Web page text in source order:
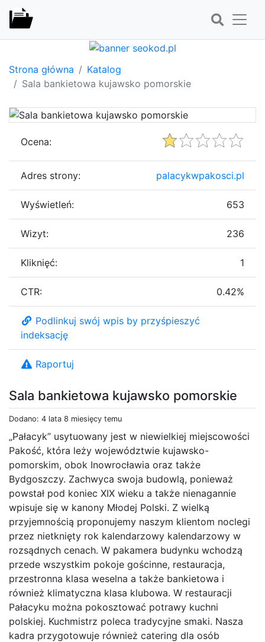
Strona główna
Katalog
Sala bankietowa kujawsko pomorskie
Sala bankietowa kujawsko pomorskie
Dodano: 4 lata 8 miesięcy temu
„Pałacyk” usytuowany jest w niewielkiej miejscowości
Pakość, która leży województwie kujawsko-
pomorskim, obok Inowrocławia oraz także
Bydgoszczy. Zachwyca swoja budowlą, ponieważ
powstał pod koniec XIX wieku a także nienagannie
wpisuje się w kanony Młodej Polski. Z wielką
przyjemnością proponujemy naszym klientom noclegi
przez nietknięty rok kalendarzowy kalendarzowy w
rozsądnych cenach. W pakamera budynku wchodzą
przede wszystkim pokoje gościnne, restauracja,
przestronna klasa weselna a także bankietowa i
również klimatyczna klasa klubowa. W restauracji
Pałacyku można pokosztować potrawy kuchni
polskiej. Kuchmistrz poleca tradycyjne smaki. Nasza
kadra przygotowuje również catering dla osób
Ocena:
Adres strony: palacykwpakosci.pl
Wyświetleń: 653
Wizyt: 236
Kliknięć: 1
CTR: 0.42%
Podlinkuj swój wpis by przyśpieszyć
indeksację
Raportuj